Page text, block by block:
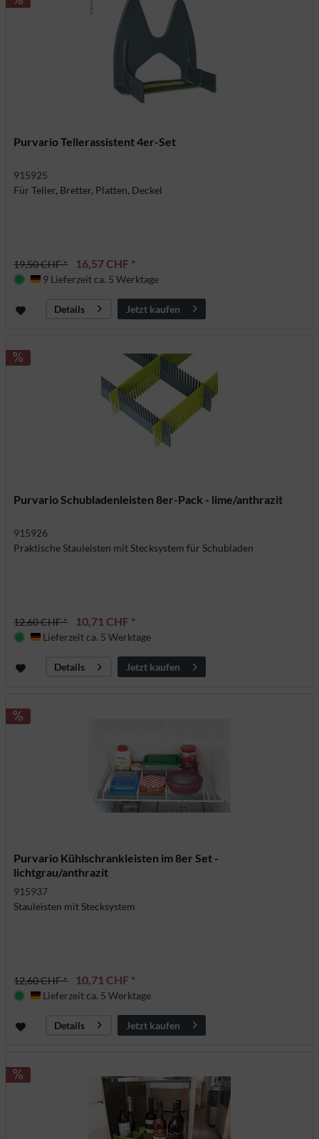
Purvario Tellerassistent 4er-Set
915925
Für Teller, Bretter, Platten, Deckel
19,50 CHF * 16,57 CHF *
Deutschland
9 Lieferzeit ca. 5 Werktage
Details Jetzt kaufen
Purvario Schubladenleisten 8er-Pack - lime/anthrazit
915926
Praktische Stauleisten mit Stecksystem für Schubladen
12,60 CHF * 10,71 CHF *
Deutschland
Lieferzeit ca. 5 Werktage
Details Jetzt kaufen
Purvario Kühlschrankleisten im 8er Set -
lichtgrau/anthrazit
915937
Stauleisten mit Stecksystem
12,60 CHF * 10,71 CHF *
Deutschland
Lieferzeit ca. 5 Werktage
Details Jetzt kaufen